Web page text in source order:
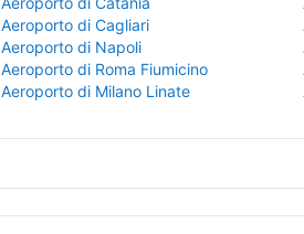
Aeroporto di Cagliari
Aeroporto di Napoli
Aeroporto di Roma Fiumicino
Aeroporto di Milano Linate